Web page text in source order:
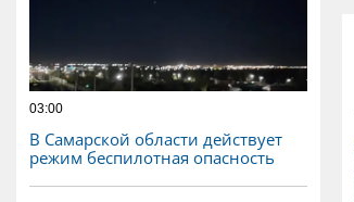
03:00
В Самарской области действует
режим беспилотная опасность